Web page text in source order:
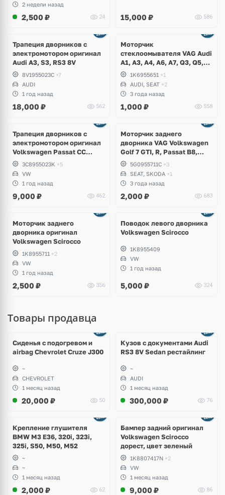
2 недели назад
2,500 ₽ 24 15,000 ₽ 586
Трапеция дворников с
электромотором оригинал
Audi A3, S3, RS3 8V
8V1955023C +7
AUDI
1 год назад
18,000 ₽ 562
Моторчик
стеклоомывателя VAG Audi
A1, A3, A4, A6, A7, Q3, Q5,
Q7, Q8, Volkswagen Golf,
Jetta, Passat, Caddy,
Tiguan, Skoda Octavia,
Fabia, Kodiaq, Superb, Yeti,
Seat Leon, Altea, Bentley
1K6955651 +1
AUDI, SEAT +2
3 года назад
1,000 ₽ 558
Трапеция дворников с
электромотором оригинал
Volkswagen Passat CC
рестайлинг
3C8955023K +5
VW
1 год назад
9,000 ₽ 462
Моторчик заднего
дворника VAG Volkswagen
Golf 7 GTI, R, Passat B8,
Tiguan, Teramont, Touareg
3, Skoda Octavia, Fabia,
Seat Ateca, Ibiza
5G0955711C +3
SEAT, SKODA +1
3 года назад
2,000 ₽ 683
Моторчик заднего
дворника оригинал
Volkswagen Scirocco
1K8955711 +2
VW
1 год назад
2,500 ₽ 356
Поводок левого дворника
Volkswagen Scirocco
1K8955409
VW
1 год назад
5,000 ₽ 324
Товары продавца
Сиденья с подогревом и
airbag Chevrolet Cruze J300
~
CHEVROLET
1 месяц назад
20,000 ₽ 50
Кузов с документами Audi
RS3 8V Sedan рестайлинг
~
AUDI
1 месяц назад
300,000 ₽ 76
Крепление глушителя
BMW M3 E36, 320i, 323i,
325i, S50, M50, M52
~
~
1 месяц назад
2,000 ₽ 62
Бампер задний оригинал
Volkswagen Scirocco
дорест, цвет зеленый
1K8807417N +2
VW
1 месяц назад
9,000 ₽ 86